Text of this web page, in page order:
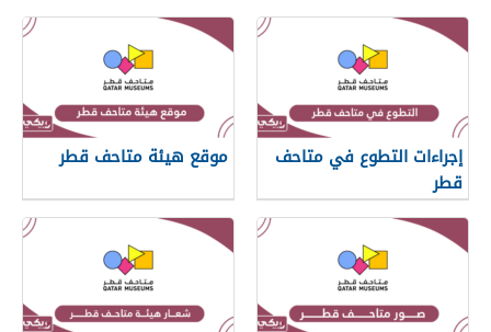
إجراءات التطوع في متاحف
قطر
موقع هيئة متاحف قطر